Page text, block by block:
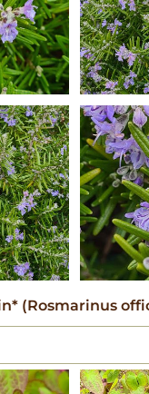
(Rosmarinus